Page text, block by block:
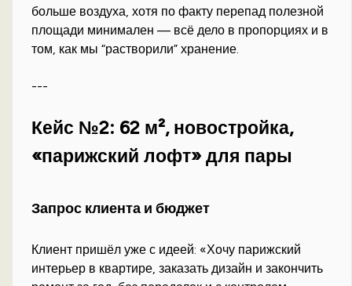
больше воздуха, хотя по факту перепад полезной
площади минимален — всё дело в пропорциях и в
том, как мы “растворили” хранение.
---
Кейс №2: 62 м², новостройка,
«парижский лофт» для пары
Запрос клиента и бюджет
Клиент пришёл уже с идеей: «Хочу парижский
интерьер в квартире, заказать дизайн и закончить